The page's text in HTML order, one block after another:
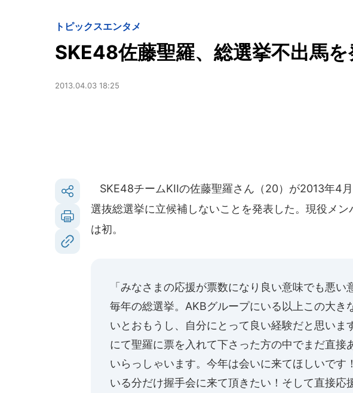
トピックスエンタメ
SKE48佐藤聖羅、総選挙不出馬
2013.04.03 18:25
SKE48チームKIIの佐藤聖羅さん（20）が2013年4
選抜総選挙に立候補しないことを発表した。現役メ
は初。
「みなさまの応援が票数になり良い意味でも悪
毎年の総選挙。AKBグループにいる以上この大き
いとおもうし、自分にとって良い経験だと思いま
にて聖羅に票を入れて下さった方の中でまだ直接
いらっしゃいます。今年は会いに来てほしいです
いる分だけ握手会に来て頂きたい！そして直接応